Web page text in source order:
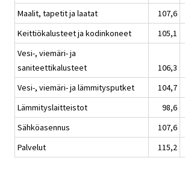
Maalit, tapetit ja laatat
107,6
Keittiökalusteet ja kodinkoneet
105,1
Vesi-, viemäri- ja
saniteettikalusteet
106,3
Vesi-, viemäri- ja lämmitysputket
104,7
Lämmityslaitteistot
98,6
Sähköasennus
107,6
Palvelut
115,2